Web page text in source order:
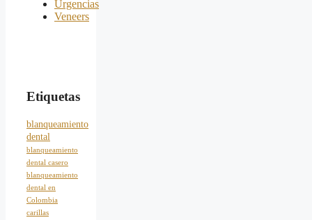
Urgencias
Veneers
Etiquetas
blanqueamiento
dental
blanqueamiento
dental casero
blanqueamiento
dental en
Colombia
carillas